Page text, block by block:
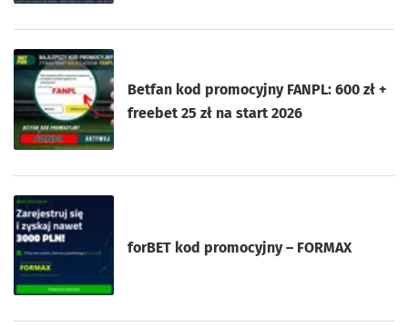
Betfan kod promocyjny FANPL: 600 zł +
freebet 25 zł na start 2026
forBET kod promocyjny – FORMAX